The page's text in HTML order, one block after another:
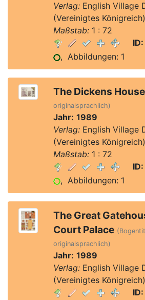
Verlag:English Village
(Vereinigtes Königreich)
Maßstab:1 : 72
ID:
, Abbildungen: 1
The Dickens House
originalsprachlich)
Jahr: 1989
Verlag:English Village
(Vereinigtes Königreich)
Maßstab:1 : 72
ID:
, Abbildungen: 1
The Great
Court Palace
originalsprachlich)
Jahr: 1989
Verlag:English Village
(Vereinigtes Königreich)
ID: